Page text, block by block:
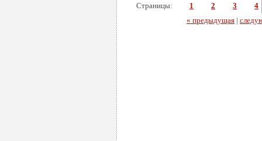
Страницы: 1 2 3
4
« предыдущая |